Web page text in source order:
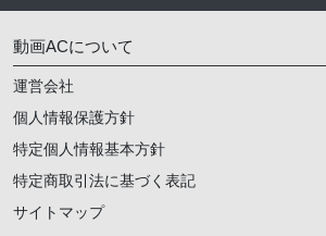
動画ACについて
運営会社
個人情報保護方針
特定個人情報基本方針
特定商取引法に基づく表記
サイトマップ